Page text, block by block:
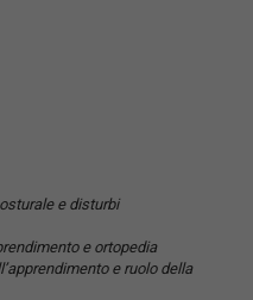
e disturbi
e ortopedia
e ruolo della